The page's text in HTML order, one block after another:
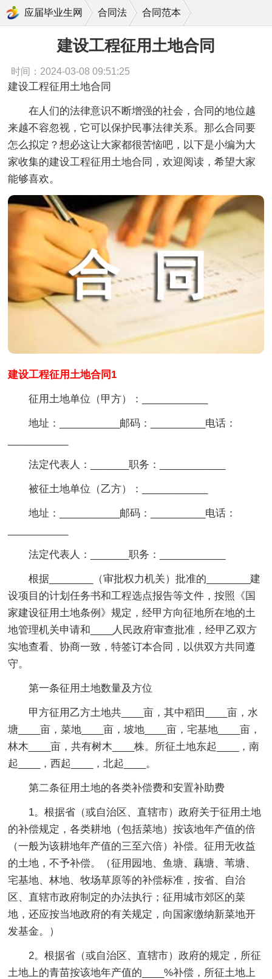
应届毕业生网 合同法 合同范本
建设工程征用土地合同
时间：2024-03-08 09:51:25
建设工程征用土地合同
在人们的法律意识不断增强的社会，合同的地位越
来越不容忽视，它可以保护民事法律关系。那么合同要
怎么拟定？想必这让大家都很苦恼吧，以下是小编为大
家收集的建设工程征用土地合同，欢迎阅读，希望大家
能够喜欢。
建设工程征用土地合同1
征用土地单位（甲方）：____________
地址：___________邮码：__________电话：
法定代表人：_______职务：____________
被征土地单位（乙方）：____________
地址：___________邮码：__________电话：
法定代表人：_______职务：____________
根据________（审批权力机关）批准的________建
设项目的计划任务书和工程选点报告等文件，按照《国
家建设征用土地条例》规定，经甲方向征地所在地的土
地管理机关申请和____人民政府审查批准，经甲乙双方
实地查看、协商一致，特签订本合同，以供双方共同遵
守。
第一条征用土地数量及方位
甲方征用乙方土地共____亩，其中稻田____亩，水
塘____亩，菜地____亩，坡地____亩，宅基地____亩，
林木____亩，共有树木____株。所征土地东起____，南
起____，西起____，北起____。
第二条征用土地的各类补偿费和安置补助费
1。根据省（或自治区、直辖市）政府关于征用土地
的补偿规定，各类耕地（包括菜地）按该地年产值的倍
（一般为该耕地年产值的三至六倍）补偿。征用无收益
的土地，不予补偿。（征用园地、鱼塘、藕塘、苇塘、
宅基地、林地、牧场草原等的补偿标准，按省、自治
区、直辖市政府制定的办法执行；征用城市郊区的菜
地，还应按当地政府的有关规定，向国家缴纳新菜地开
发基金。）
2。根据省（或自治区、直辖市）政府的规定，所征
土地上的青苗按该地年产值的____%补偿，所征土地上